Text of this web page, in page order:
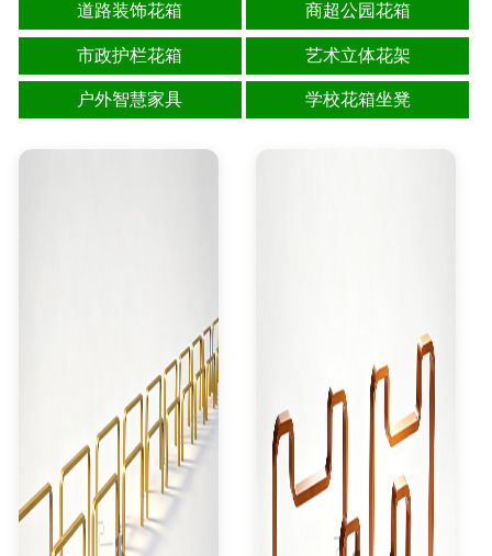
道路装饰花箱 商超公园花箱
市政护栏花箱 艺术立体花架
户外智慧家具 学校花箱坐凳